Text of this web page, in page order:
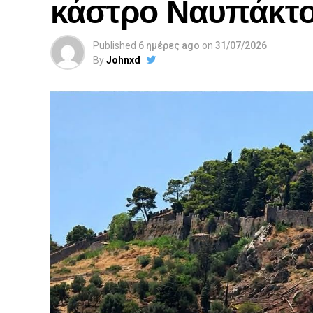
Published 6 ημέρες ago on 31/07/2026
ByJohnxd